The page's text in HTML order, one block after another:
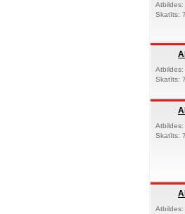
Atbildes:
Skatīts:
Atbildes:
Skatīts:
Atbildes:
Skatīts:
Atbildes: